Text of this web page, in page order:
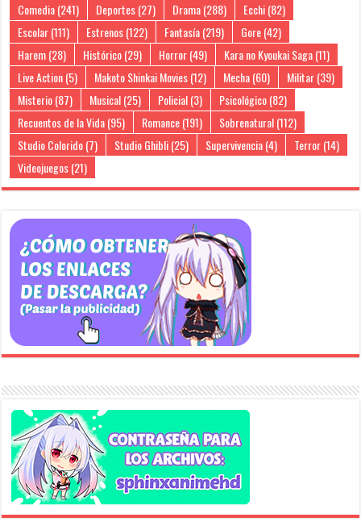
Comedia(241) Deportes(27) Drama(288) Ecchi(82)
Escolar(111) Estrenos(122) Fantasía(219) Gore(42)
Harem(28) Histórico(29) Horror(49) Kara no Kyoukai Saga(11)
Live Action(5) Makoto Shinkai Movies(12) Mecha(60) Militar(39)
Misterio(87) Musical(25) Policial(3) Psicológico(82)
Recuentos de la Vida(95) Romance(191) Sobrenatural(112)
Studio Colorido(7) Studio Ghibli(25) Supervivencia(4) Terror(14)
Videojuegos(21)